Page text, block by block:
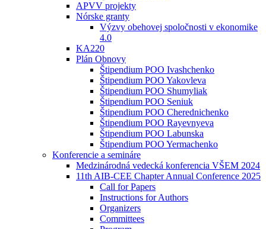
APVV projekty
Nórske granty
Výzvy obehovej spoločnosti v ekonomike
4.0
KA220
Plán Obnovy
Štipendium POO Ivashchenko
Štipendium POO Yakovleva
Štipendium POO Shumyliak
Štipendium POO Seniuk
Štipendium POO Cherednichenko
Štipendium POO Rayevnyeva
Štipendium POO Labunska
Štipendium POO Yermachenko
Konferencie a semináre
Medzinárodná vedecká konferencia VŠEM 2024
11th AIB-CEE Chapter Annual Conference 2025
Call for Papers
Instructions for Authors
Organizers
Committees